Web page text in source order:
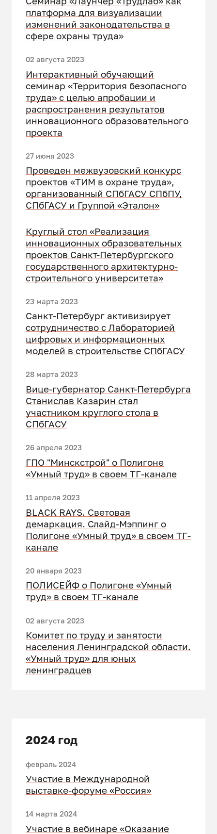
платформа для визуализации
изменений законодательства в
сфере охраны труда»
02 августа 2023
Интерактивный обучающий
семинар «Территория безопасного
труда» с целью апробации и
распространения результатов
инновационного образовательного
проекта
27 июня 2023
Проведен межвузовский конкурс
проектов «ТИМ в охране труда»,
организованный СПбГАСУ СПбПУ,
СПбГАСУ и Группой «Эталон»
Круглый стол «Реализация
инновационных образовательных
проектов Санкт-Петербургского
государственного архитектурно-
строительного университета»
23 марта 2023
Санкт‑Петербург активизирует
сотрудничество с Лабораторией
цифровых и информационных
моделей в строительстве СПбГАСУ
28 марта 2023
Вице-губернатор Санкт-Петербурга
Станислав Казарин стал
участником круглого стола в
СПбГАСУ
26 апреля 2023
ГПО "Минскстрой" о Полигоне
«Умный труд» в своем ТГ-канале
11 апреля 2023
BLACK RAYS. Световая
демаркация. Слайд-Мэппинг о
Полигоне «Умный труд» в своем ТГ-
канале
20 января 2023
ПОЛИСЕЙФ о Полигоне «Умный
труд» в своем ТГ-канале
02 августа 2023
Комитет по труду и занятости
населения Ленинградской области.
«Умный труд» для юных
ленинградцев
2024 год
февраль 2024
Участие в Международной
выставке-форуме «Россия»
14 марта 2024
Участие в вебинаре «Оказание